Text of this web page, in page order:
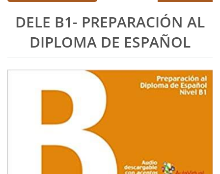
DELE B1- PREPARACIÓN AL
DIPLOMA DE ESPAÑOL